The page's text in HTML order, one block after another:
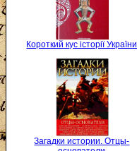
Короткий кус історії України
Загадки истории. Отцы-